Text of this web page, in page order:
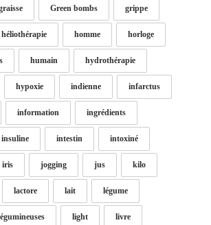
Green bombs grippe
héliothérapie homme horloge
humain hydrothérapie
hypoxie indienne infarctus
information ingrédients
insuline intestin intoxiné
iris jogging jus kilo
lactore lait légume
light livre